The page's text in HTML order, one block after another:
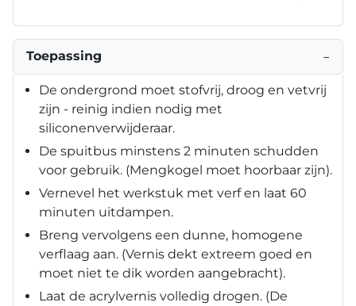
Toepassing −
De ondergrond moet stofvrij, droog en vetvrij
zijn - reinig indien nodig met
siliconenverwijderaar.
De spuitbus minstens 2 minuten schudden
voor gebruik. (Mengkogel moet hoorbaar zijn).
Vernevel het werkstuk met verf en laat 60
minuten uitdampen.
Breng vervolgens een dunne, homogene
verflaag aan. (Vernis dekt extreem goed en
moet niet te dik worden aangebracht).
Laat de acrylvernis volledig drogen. (De